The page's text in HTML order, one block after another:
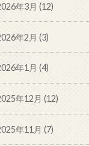
年3月 (12)
年2月 (3)
年1月 (4)
年12月 (12)
年11月 (7)